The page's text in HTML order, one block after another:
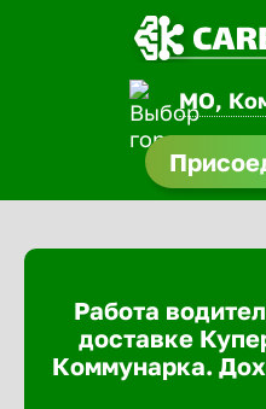
МО,
Работа
доставке
Коммунарка.